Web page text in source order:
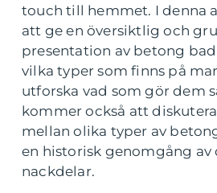
touch till hemmet. I denna
att ge en översiktlig och
presentation av betong
vilka typer som finns på
utforska vad som gör dem
kommer också att
mellan olika typer av
en historisk genomgång av
nackdelar.